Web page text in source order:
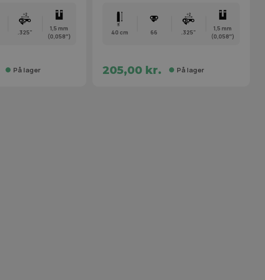
.325"
1,5 mm
(0,058″)
På lager
40 cm 66 .325"
1,5 mm
(0,058″)
205,00 kr. På lager